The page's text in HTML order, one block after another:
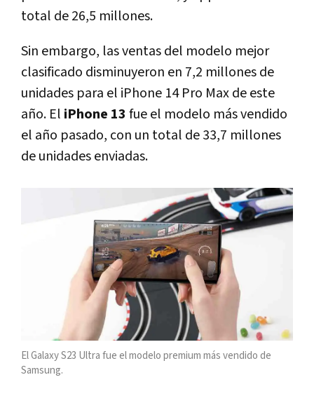
total de 26,5 millones.
Sin embargo, las ventas del modelo mejor
clasificado disminuyeron en 7,2 millones de
unidades para el iPhone 14 Pro Max de este
año. El iPhone 13 fue el modelo más vendido
el año pasado, con un total de 33,7 millones
de unidades enviadas.
El Galaxy S23 Ultra fue el modelo premium más vendido de
Samsung.